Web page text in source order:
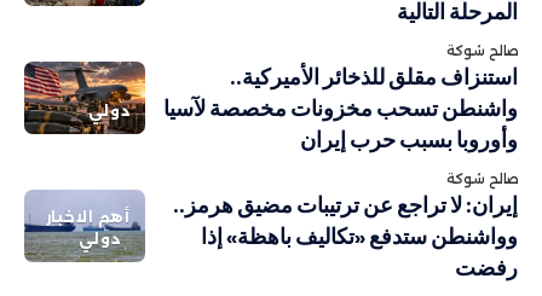
المرحلة التالية
صالح شوكة
دولي
استنزاف مقلق للذخائر الأميركية..
واشنطن تسحب مخزونات مخصصة لآسيا
وأوروبا بسبب حرب إيران
صالح شوكة
أهم الاخبار
دولي
إيران: لا تراجع عن ترتيبات مضيق هرمز..
وواشنطن ستدفع «تكاليف باهظة» إذا
رفضت